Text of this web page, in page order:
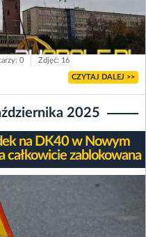
0 Zdjęć: 16
CZYTAJ DALEJ >>
2025
na DK40 w Nowym
całkowicie zablokowana